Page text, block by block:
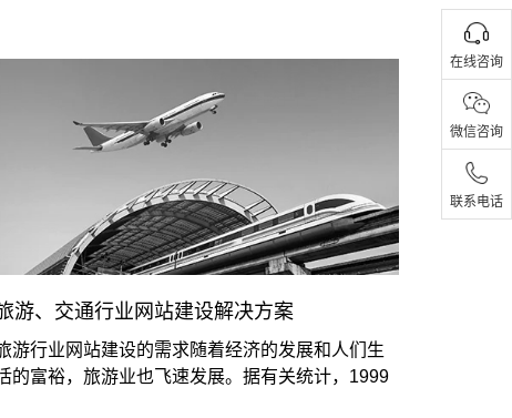
企业网站解决方案
提供中小企业、上市公司、中大型集团提供网站建
设解决方案，包括网站策划、网站设计、网站制
在线咨询
微信咨询
联系电话